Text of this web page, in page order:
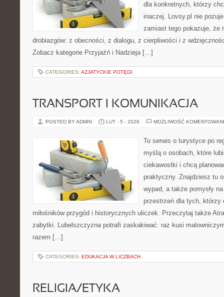
dla konkretnych, którzy
inaczej. Lovsy.pl nie
zamiast tego pokazuje, że
drobiazgów: z obecności, z dialogu, z cierpliwości i z
Zobacz kategorie Przyjaźń i Nadzieja […]
CATEGORIES: AZJATYCKIE POTĘGI
TRANSPORT I KOMUNIKACJA
POSTED BY ADMIN LUT - 5 - 2026 MOŻLIWOŚĆ
To serwis o turystyce po
myślą o osobach, które
ciekawostki i chcą
praktyczny. Znajdziesz tu
wypad, a także pomysły
przestrzeń dla tych, którzy
miłośników przygód i historycznych uliczek. Przeczytaj także
zabytki. Lubelszczyzna potrafi zaskakiwać: raz kusi
razem […]
CATEGORIES: EDUKACJA W LICZBACH
RELIGIA/ETYKA